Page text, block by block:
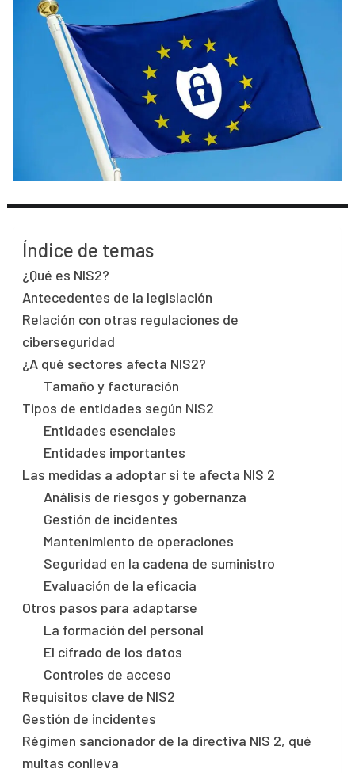
Índice de temas
¿Qué es NIS2?
Antecedentes de la legislación
Relación con otras regulaciones de
ciberseguridad
¿A qué sectores afecta NIS2?
Tamaño y facturación
Tipos de entidades según NIS2
Entidades esenciales
Entidades importantes
Las medidas a adoptar si te afecta NIS 2
Análisis de riesgos y gobernanza
Gestión de incidentes
Mantenimiento de operaciones
Seguridad en la cadena de suministro
Evaluación de la eficacia
Otros pasos para adaptarse
La formación del personal
El cifrado de los datos
Controles de acceso
Requisitos clave de NIS2
Gestión de incidentes
Régimen sancionador de la directiva NIS 2, qué
multas conlleva